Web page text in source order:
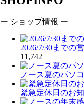
ー ショップ情報 ー
2026/7/30までの
11,742
ノース夏のパソ
緊急定休日のお